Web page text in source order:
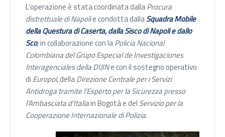
L’operazione è stata coordinata dallaProcura
distrettuale di Napolie condotta dallaSquadra Mobile
della Questura di Caserta, dalla Sisco di Napoli e dallo
Sco, in collaborazione con laPolicia Nacional
Colombiana del Grupo Especial de Investigaciones
Interagencialesdella DIJINe con il sostegno operativo
di Europol, dellaDirezione Centrale per i Servizi
Antidroga tramite l’Esperto per la Sicurezza presso
l’Ambasciata d’Italiain Bogotà e del Servizio per la
Cooperazione Internazionale di Polizia.